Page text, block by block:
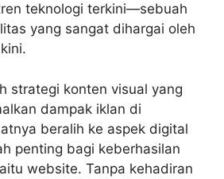
teknologi terkini—sebuah
yang sangat dihargai oleh
strategi konten visual yang
dampak iklan di
beralih ke aspek digital
penting bagi keberhasilan
website. Tanpa kehadiran